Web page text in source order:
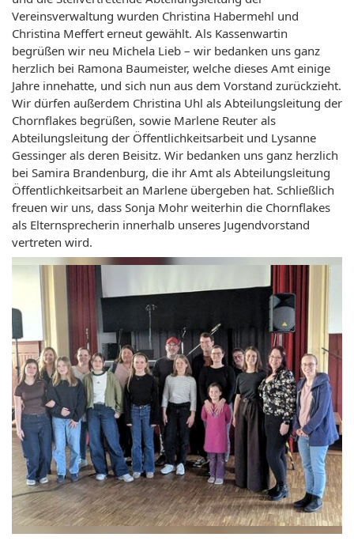
Vereinsverwaltung wurden Christina Habermehl und
Christina Meffert erneut gewählt. Als Kassenwartin
begrüßen wir neu Michela Lieb – wir bedanken uns ganz
herzlich bei Ramona Baumeister, welche dieses Amt einige
Jahre innehatte, und sich nun aus dem Vorstand zurückzieht.
Wir dürfen außerdem Christina Uhl als Abteilungsleitung der
Chornflakes begrüßen, sowie Marlene Reuter als
Abteilungsleitung der Öffentlichkeitsarbeit und Lysanne
Gessinger als deren Beisitz. Wir bedanken uns ganz herzlich
bei Samira Brandenburg, die ihr Amt als Abteilungsleitung
Öffentlichkeitsarbeit an Marlene übergeben hat. Schließlich
freuen wir uns, dass Sonja Mohr weiterhin die Chornflakes
als Elternsprecherin innerhalb unseres Jugendvorstand
vertreten wird.